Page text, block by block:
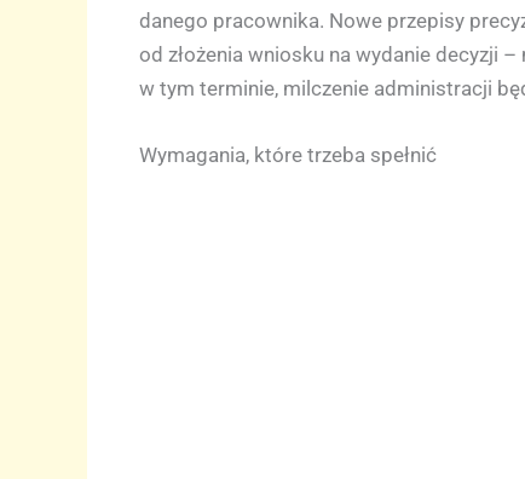
danego pracownika. Nowe przepisy
od złożenia wniosku na wydanie decyzji
w tym terminie, milczenie administracji
Wymagania, które trzeba spełnić